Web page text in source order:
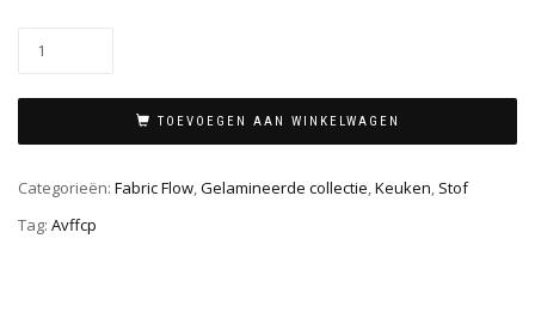
TOEVOEGEN AAN WINKELWAGEN
Categorieën: Fabric Flow,Gelamineerde collectie,Keuken, Stof
Tag: Avffcp